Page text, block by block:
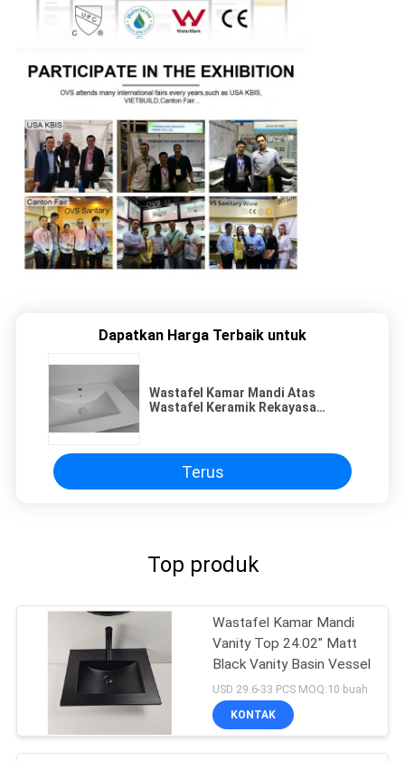
Dapatkan Harga Terbaik untuk
Wastafel Kamar Mandi Atas
Wastafel Keramik Rekayasa
Terus
Top produk
Wastafel Kamar Mandi
Vanity Top 24.02" Matt
Black Vanity Basin Vessel
USD 29.6-33 PCS MOQ:10 buah
KONTAK